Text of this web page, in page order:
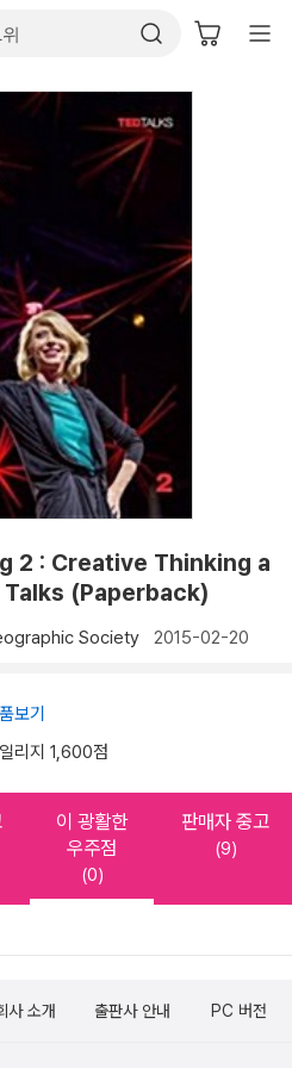
2 : Creative Thinking a
(Paperback)
Society 2015-02-20
보기
리지 1,600점
이 광활한
우주점
(0)
판매자 중고
(9)
사 소개 출판사 안내 PC 버전